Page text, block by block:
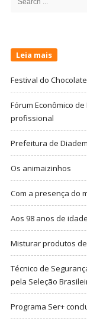
Leia mais
Festival do
Fórum Econômico
profissional
Prefeitura de
Os animaizinhos
Com a presença do
Aos 98 anos de
Misturar produtos
Técnico de
pela Seleção
Programa Ser+